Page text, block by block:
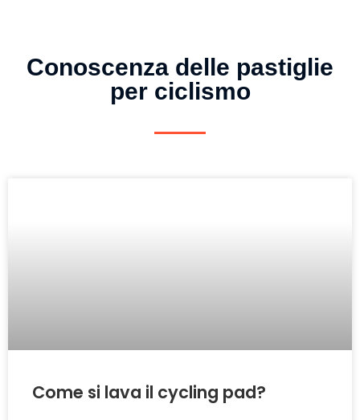
Conoscenza delle pastiglie
per ciclismo
Come si lava il cycling pad?